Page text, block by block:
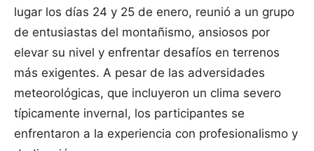
lugar los días 24 y 25 de enero, reunió a un grupo
de entusiastas del montañismo, ansiosos por
elevar su nivel y enfrentar desafíos en terrenos
más exigentes. A pesar de las adversidades
meteorológicas, que incluyeron un clima severo
típicamente invernal, los participantes se
enfrentaron a la experiencia con profesionalismo y